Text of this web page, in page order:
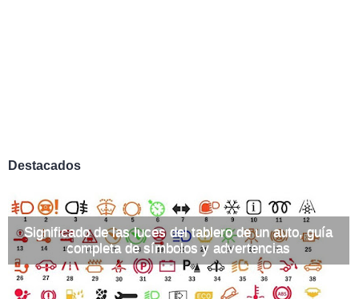
Destacados
Significado de las luces del tablero de un auto, guía
completa de símbolos y advertencias